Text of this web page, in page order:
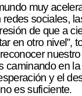
muy
sociales,
de que a
en otro nivel”,
caminando en
y el
es suficiente.